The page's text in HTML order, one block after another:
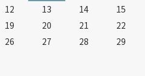
12 13 14
15
19 20 21
22
26 27 28
29